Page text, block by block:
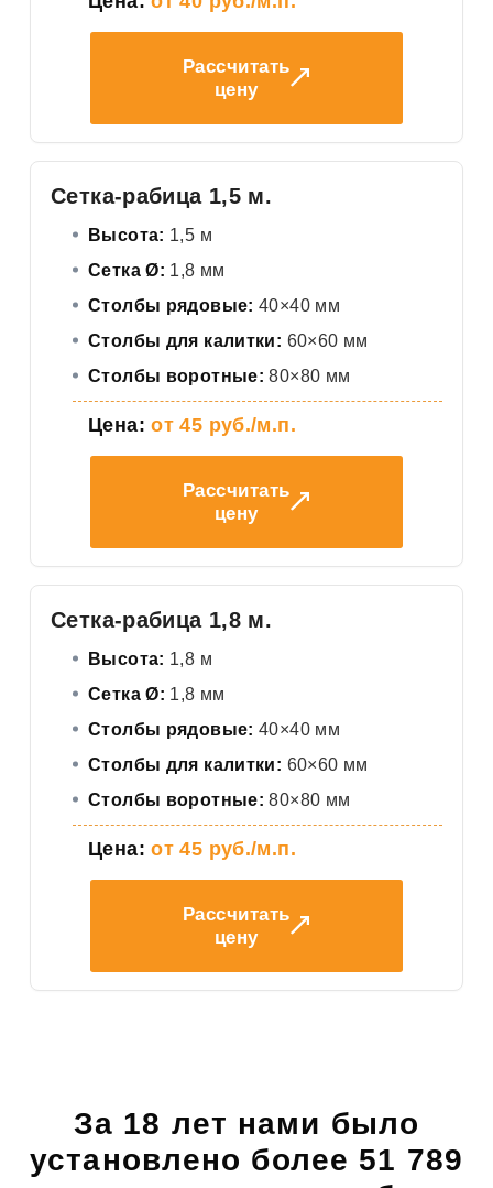
Рассчитать
цену
Сетка-рабица 1,5 м.
Высота: 1,5 м
Сетка Ø: 1,8 мм
Столбы рядовые: 40×40 мм
Столбы для калитки: 60×60 мм
Столбы воротные: 80×80 мм
Цена: от 45 руб./м.п.
Рассчитать
цену
Сетка-рабица 1,8 м.
Высота: 1,8 м
Сетка Ø: 1,8 мм
Столбы рядовые: 40×40 мм
Столбы для калитки: 60×60 мм
Столбы воротные: 80×80 мм
Цена: от 45 руб./м.п.
Рассчитать
цену
За 18 лет нами было
установлено более 51 789